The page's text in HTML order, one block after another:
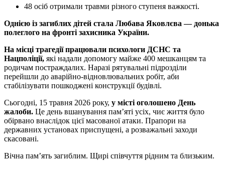
48 осіб отримали травми різного ступеня важкості.
Однією із загиблих дітей стала Любава Яковлєва — донька
полеглого на фронті захисника України.
На місці трагедії працювали психологи ДСНС та
Нацполіції, які надали допомогу майже 400 мешканцям та
родичам постраждалих. Наразі рятувальні підрозділи
перейшли до аварійно-відновлювальних робіт, аби
стабілізувати пошкоджені конструкції будівлі.
Сьогодні, 15 травня 2026 року, у місті оголошено День
жалоби. Це день вшанування пам’яті усіх, чиє життя було
обірвано внаслідок цієї масованої атаки. Прапори на
державних установах приспущені, а розважальні заходи
скасовані.
Вічна пам’ять загиблим. Щирі співчуття рідним та близьким.